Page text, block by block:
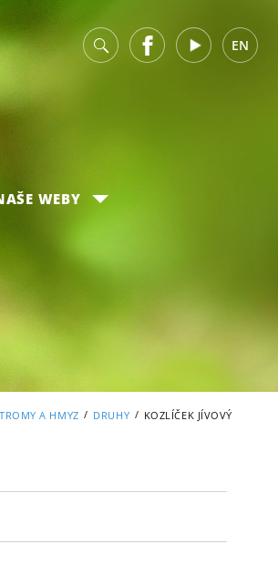
v FacebookYoutube EN
WEBY
A HMYZ / DRUHY / KOZLÍČEK JÍVOVÝ